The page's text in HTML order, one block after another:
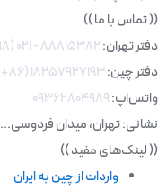
((تماس با ما))
دفتر تهران:۸۸۸۱۵۳۸۲ - ۰۲۱ (۹۸+)
دفتر چین:۱۸۲۵۷۹۲۷۱۹۳ (۸۶+)
واتس‌اپ:۰۹۳۶۲۸۰۴۹۸۹
نشانی: تهران، میدان فردوسی...
((لینک‌های مفید))
واردات از چین به ایران